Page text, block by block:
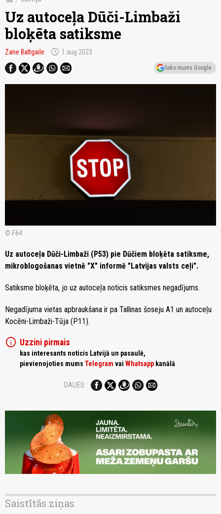
Uz autoceļa Dūči-Limbaži
bloķēta satiksme
Zane Baltgaile schedule 1.aug 2023
Seko mums Google
© F64
Uz autoceļa Dūči-Limbaži (P53) pie Dūčiem bloķēta satiksme,
mikroblogošanas vietnē "X" informē "Latvijas valsts ceļi".
Satiksme bloķēta, jo uz autoceļa noticis satiksmes negadījums.
Negadījuma vietas apbraukšana ir pa Tallinas šoseju A1 un autoceļu
Kocēni-Limbaži-Tūja (P11).
info Uzzini pirmais
kas interesants noticis Latvijā un pasaulē,
pievienojoties mums Telegram vai Whatsapp kanālā
DALIES:
Saistītās ziņas